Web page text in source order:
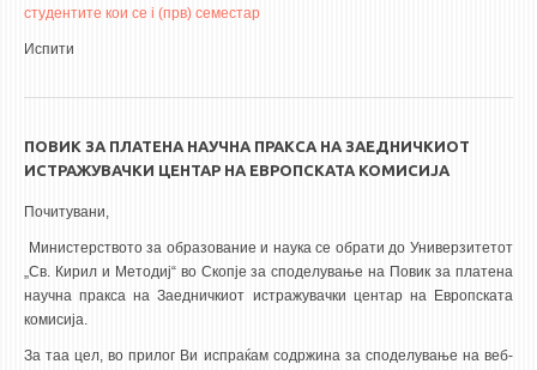
студентите кои се i (прв) семестар
Испити
ПОВИК ЗА ПЛАТЕНА НАУЧНА ПРАКСА НА ЗАЕДНИЧКИОТ
ИСТРАЖУВАЧКИ ЦЕНТАР НА ЕВРОПСКАТА КОМИСИЈА
Почитувани,
Министерството за образование и наука се обрати до Универзитетот
„Св. Кирил и Методиј“ во Скопје за споделување на Повик за платена
научна пракса на Заедничкиот истражувачки центар на Европската
комисија.
За таа цел, во прилог Ви испраќам содржина за споделување на веб-